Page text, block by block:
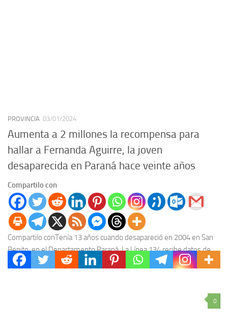
PROVINCIA 03/01/2024
Aumenta a 2 millones la recompensa para
hallar a Fernanda Aguirre, la joven
desaparecida en Paraná hace veinte años
Compartilo con
Compartilo conTenía 13 años cuando desapareció en 2004 en San
Benito, en el Departamento Paraná. La Línea 134 recibe datos de
forma anónima. La familia...
0